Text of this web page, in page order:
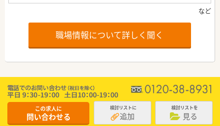
職場情報について詳しく聞く
この求人に
問い合わせる
検討リストに
追加
検討リストを
見る